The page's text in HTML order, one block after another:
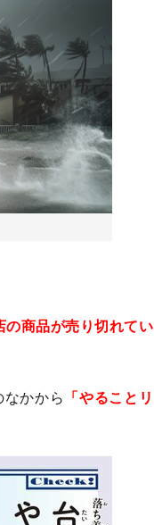
商品が売り切れてい
かから 「やることリ